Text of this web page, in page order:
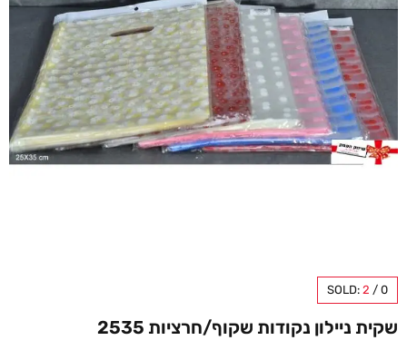
SOLD: 2 / 0
שקית ניילון נקודות שקוף/חרציות 2535